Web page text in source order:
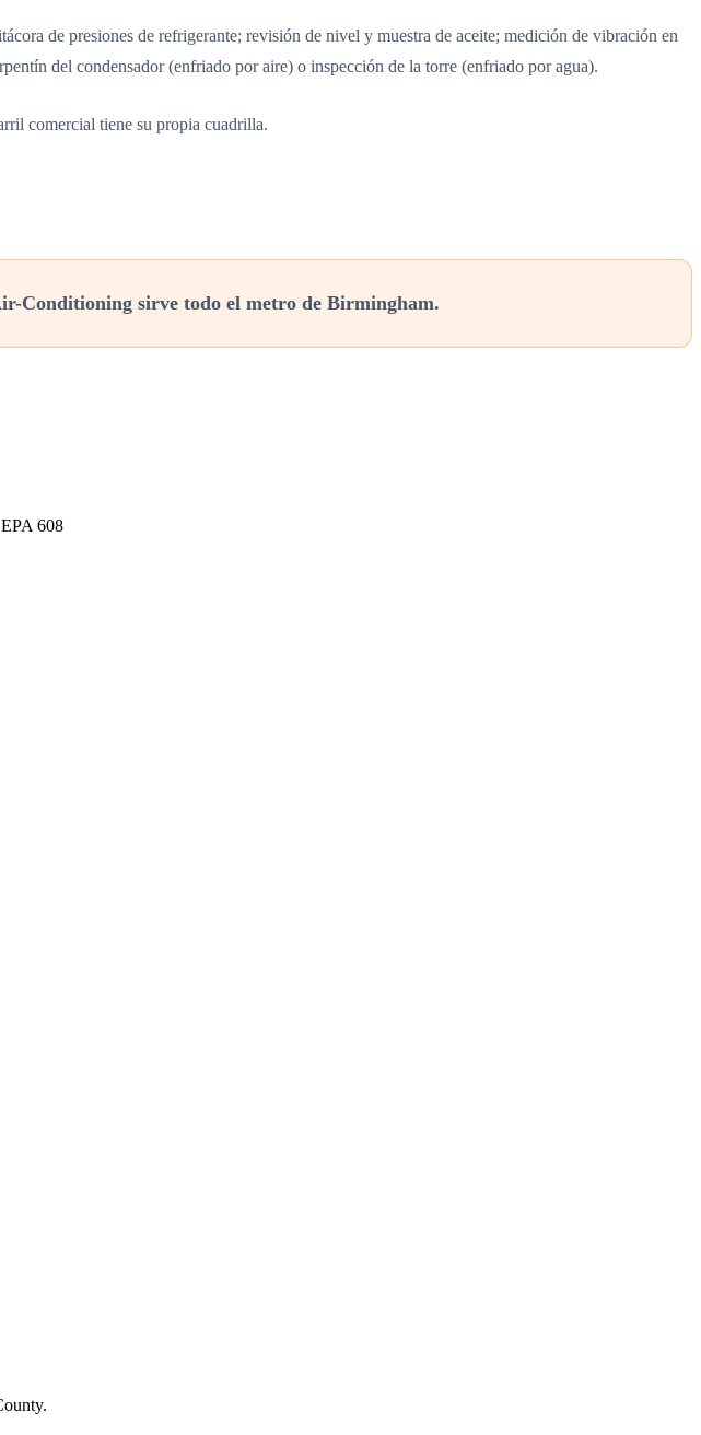
de presiones de refrigerante; revisión de nivel y muestra de aceite; medición de vibración en
del condensador (enfriado por aire) o inspección de la torre (enfriado por agua).
comercial tiene su propia cuadrilla.
Conditioning sirve todo el metro de Birmingham.
608